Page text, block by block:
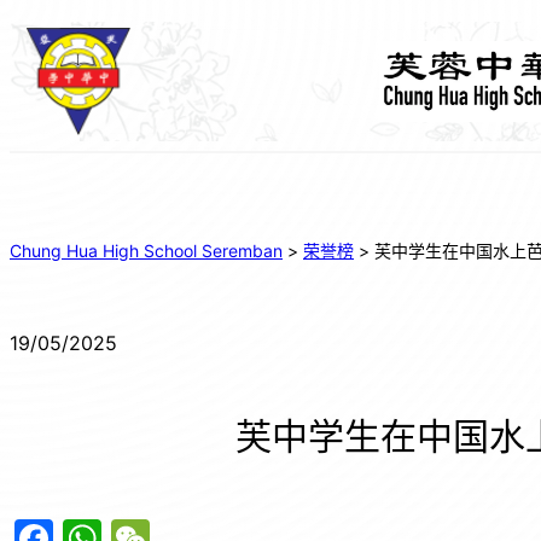
Chung Hua High School Seremban > 荣誉榜 > 芙中学生在中国水上
19/05/2025
芙中学生在中国水